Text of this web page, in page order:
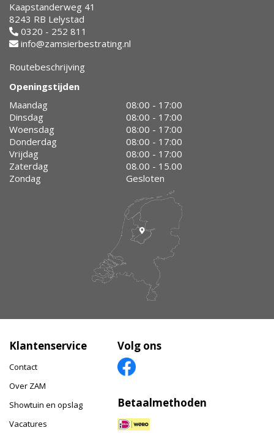
Kaapstanderweg 41
8243 RB Lelystad
0320 - 252 811
info@zamsierbestrating.nl
Routebeschrijving
Openingstijden
Maandag
08:00 - 17:00
Dinsdag
08:00 - 17:00
Woensdag
08:00 - 17:00
Donderdag
08:00 - 17:00
Vrijdag
08:00 - 17:00
Zaterdag
08.00 - 15.00
Zondag
Gesloten
Klantenservice
Contact
Over ZAM
Showtuin en opslag
Vacatures
Volg ons
Betaalmethoden